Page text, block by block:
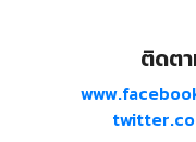
ติดต